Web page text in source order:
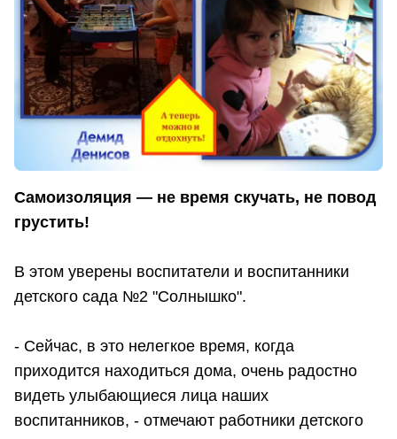
Самоизоляция — не время скучать, не повод
грустить!
В этом уверены воспитатели и воспитанники
детского сада №2 "Солнышко".
- Сейчас, в это нелегкое время, когда
приходится находиться дома, очень радостно
видеть улыбающиеся лица наших
воспитанников, - отмечают работники детского